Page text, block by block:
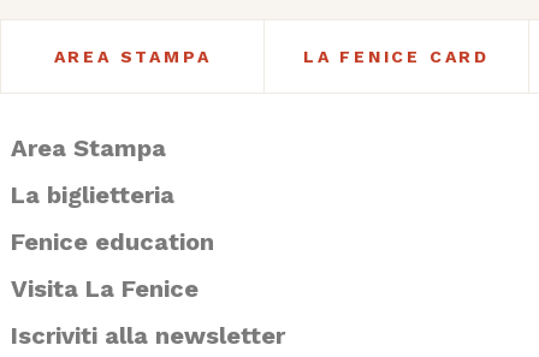
AREA STAMPA LA FENICE CARD
Area Stampa
La biglietteria
Fenice education
Visita La Fenice
Iscriviti alla newsletter